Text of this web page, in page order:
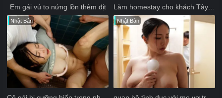
Em gái vú to nứng lồn thèm địt Làm homestay cho khách Tây và cái kết
Nhật Bản Nhật Bản